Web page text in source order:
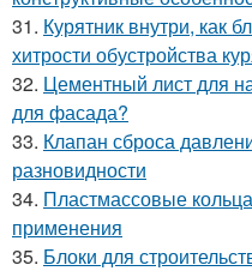
31. Курятник внутри, как
хитрости обустройства
32. Цементный лист для
для фасада?
33. Клапан сброса
разновидности
34. Пластмассовые
применения
35. Блоки для